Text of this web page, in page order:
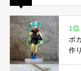
1位
ボ
作